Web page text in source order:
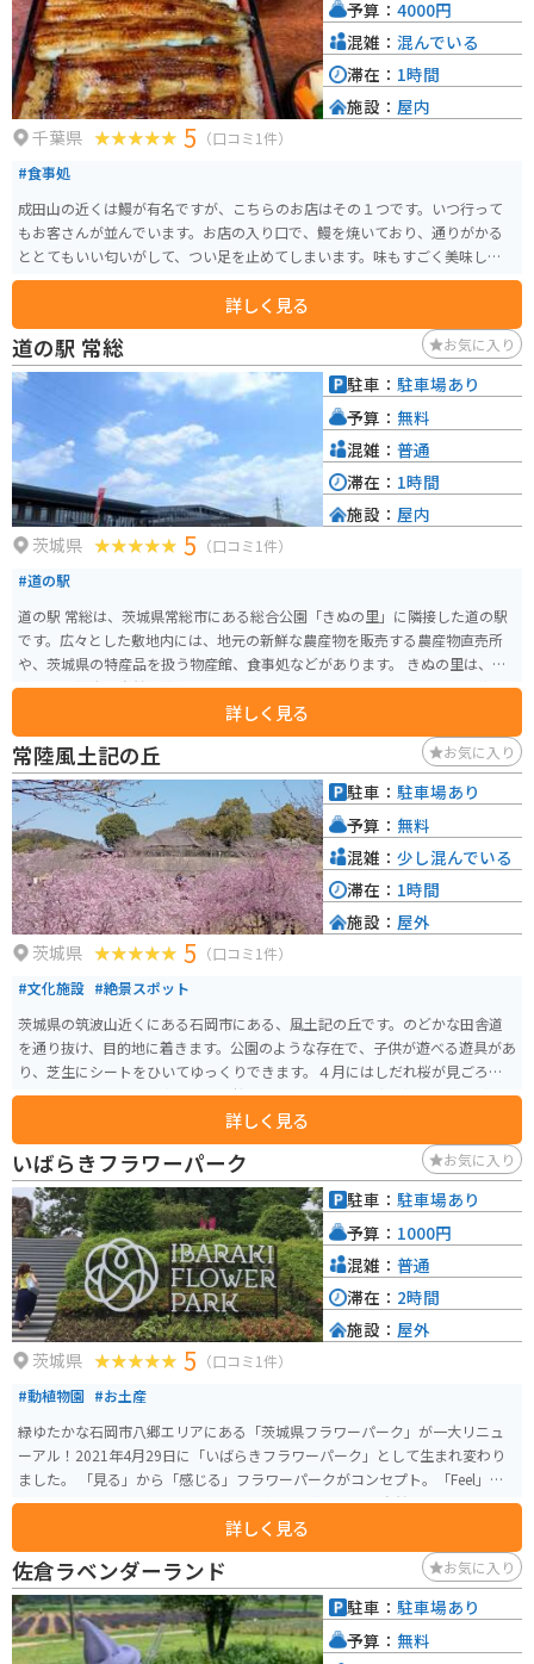
千葉県 5 （口コミ1件）
#食事処
成田山の近くは鰻が有名ですが、こちらのお店はその１つです。いつ行って
もお客さんが並んでいます。お店の入り口で、鰻を焼いており、通りがかる
ととてもいい匂いがして、つい足を止めてしまいます。味もすごく美味しいで
す。
詳しく見る
予算： 4000円
混雑： 混んでいる
滞在： 1時間
施設： 屋内
道の駅 常総 お気に入り
茨城県 5 （口コミ1件）
#道の駅
道の駅 常総は、茨城県常総市にある総合公園「きぬの里」に隣接した道の駅
です。広々とした敷地内には、地元の新鮮な農産物を販売する農産物直売所
や、茨城県の特産品を扱う物産館、食事処などがあります。 きぬの里は、関
東平野の雄大な自然を満喫できる公園として知られており、四季折々の花々
や緑豊かな景色を楽しむことができます。特に春には、約1,000本のソメイヨ
シノが咲き誇る桜の名所としても人気です。道の駅 常総は、ツーリングの休
憩スポットとしても利用でき、バイクスタンドも設置されています。 常総市
は、鬼怒川が流れる自然豊かな地域であり、米や野菜などの農産物が盛んで
す。道の駅 常総では、地元産の新鮮な野菜や果物を購入することができま
す。また、常総名物の「ゆでピーナッツ」や、茨城県産の銘柄豚「ローズポ
ーク」を使用した加工品なども販売されています。
詳しく見る
駐車： 駐車場あり
予算： 無料
混雑： 普通
滞在： 1時間
施設： 屋内
常陸風土記の丘 お気に入り
茨城県 5 （口コミ1件）
#文化施設 #絶景スポット
茨城県の筑波山近くにある石岡市にある、風土記の丘です。のどかな田舎道
を通り抜け、目的地に着きます。公園のような存在で、子供が遊べる遊具があ
り、芝生にシートをひいてゆっくりできます。４月にはしだれ桜が見ごろ
で、水辺にぐるりと見事なしだれ桜並木があります。写真を撮ると背景がし
だれ桜のピンクに染まり、とてもいい写真が撮れます。
詳しく見る
駐車： 駐車場あり
予算： 無料
混雑： 少し混んでいる
滞在： 1時間
施設： 屋外
いばらきフラワーパーク お気に入り
茨城県 5 （口コミ1件）
#動植物園 #お土産
緑ゆたかな石岡市八郷エリアにある「茨城県フラワーパーク」が一大リニュ
ーアル！2021年4月29日に「いばらきフラワーパーク」として生まれ変わり
ました。 「見る」から「感じる」フラワーパークがコンセプト。「Feel」や
「100の体感」をキーワードに、1年を通して花や里山の自然を五感をつかっ
て楽しめるアクティビティを体験することができます。 園内に新たに誕生す
るバラ農家の温室をイメージしたレストランでは、緑に囲まれながら茨城県
産食材をふんだんに使用した美味しい食事をいただけます。 茨城県内で採掘
された石を積み上げたエントランスや、筑波山麓に残る日本の原風景を感じ
られる茅葺きの意匠を取り入れたインフォメーションなど。美しい花々に癒
されることはもちろん、茨城県の魅力にも触れることが出来る施設です。
詳しく見る
駐車： 駐車場あり
予算： 1000円
混雑： 普通
滞在： 2時間
施設： 屋外
佐倉ラベンダーランド お気に入り
駐車： 駐車場あり
予算： 無料